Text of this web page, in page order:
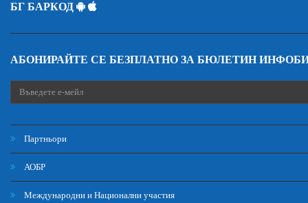
БГ БАРКОД
АБОНИРАЙТЕ СЕ БЕЗПЛАТНО ЗА БЮЛЕТИН
Партньори
АОБР
Международни и Национални участия